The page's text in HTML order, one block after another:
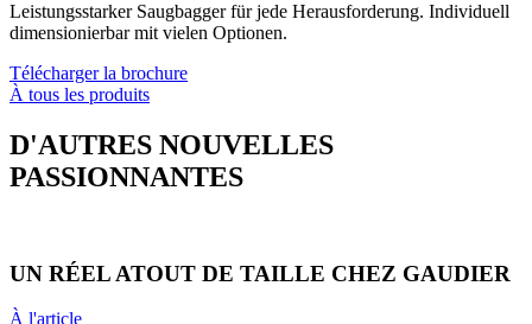
Leistungsstarker Saugbagger für jede Herausforderung. Individuell
dimensionierbar mit vielen Optionen.
Télécharger la brochure
À tous les produits
D'AUTRES NOUVELLES
PASSIONNANTES
UN RÉEL ATOUT DE TAILLE CHEZ GAUDIER
À l'article